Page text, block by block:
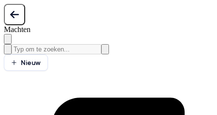
Machten
Nieuw